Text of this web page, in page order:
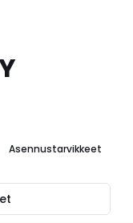
Asennustarvikkeet